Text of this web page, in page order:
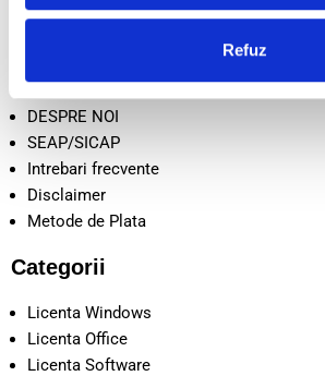
Refuz
POLITICA DE RETUR
DESPRE NOI
SEAP/SICAP
Intrebari frecvente
Disclaimer
Metode de Plata
Categorii
Licenta Windows
Licenta Office
Licenta Software